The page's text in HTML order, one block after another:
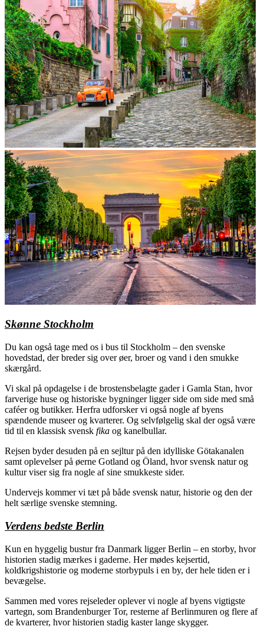
Skønne Stockholm
Du kan også tage med os i bus til Stockholm – den svenske
hovedstad, der breder sig over øer, broer og vand i den smukke
skærgård.
Vi skal på opdagelse i de brostensbelagte gader i Gamla Stan, hvor
farverige huse og historiske bygninger ligger side om side med små
caféer og butikker. Herfra udforsker vi også nogle af byens
spændende museer og kvarterer. Og selvfølgelig skal der også være
tid til en klassisk svensk fika og kanelbullar.
Rejsen byder desuden på en sejltur på den idylliske Götakanalen
samt oplevelser på øerne Gotland og Öland, hvor svensk natur og
kultur viser sig fra nogle af sine smukkeste sider.
Undervejs kommer vi tæt på både svensk natur, historie og den der
helt særlige svenske stemning.
Verdens bedste Berlin
Kun en hyggelig bustur fra Danmark ligger Berlin – en storby, hvor
historien stadig mærkes i gaderne. Her mødes kejsertid,
koldkrigshistorie og moderne storbypuls i en by, der hele tiden er i
bevægelse.
Sammen med vores rejseleder oplever vi nogle af byens vigtigste
vartegn, som Brandenburger Tor, resterne af Berlinmuren og flere af
de kvarterer, hvor historien stadig kaster lange skygger.